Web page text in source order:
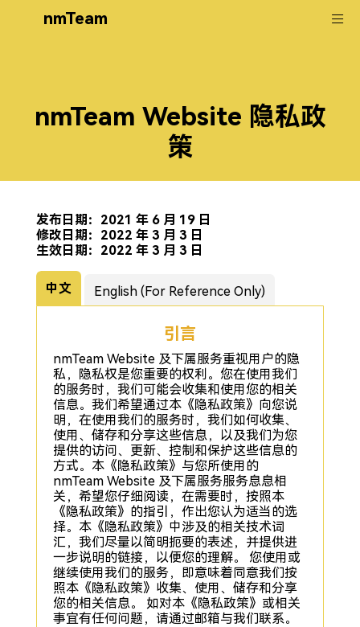
nmTeam
nmTeam Website 隐私政
策
发布日期：2021 年 6 月 19 日
修改日期：2022 年 3 月 3 日
生效日期：2022 年 3 月 3 日
中文 English (For Reference Only)
引言
nmTeam Website 及下属服务重视用户的隐
私，隐私权是您重要的权利。您在使用我们
的服务时，我们可能会收集和使用您的相关
信息。我们希望通过本《隐私政策》向您说
明，在使用我们的服务时，我们如何收集、
使用、储存和分享这些信息，以及我们为您
提供的访问、更新、控制和保护这些信息的
方式。本《隐私政策》与您所使用的
nmTeam Website 及下属服务服务息息相
关，希望您仔细阅读，在需要时，按照本
《隐私政策》的指引，作出您认为适当的选
择。本《隐私政策》中涉及的相关技术词
汇，我们尽量以简明扼要的表述，并提供进
一步说明的链接，以便您的理解。 您使用或
继续使用我们的服务，即意味着同意我们按
照本《隐私政策》收集、使用、储存和分享
您的相关信息。 如对本《隐私政策》或相关
事宜有任何问题，请通过邮箱与我们联系。